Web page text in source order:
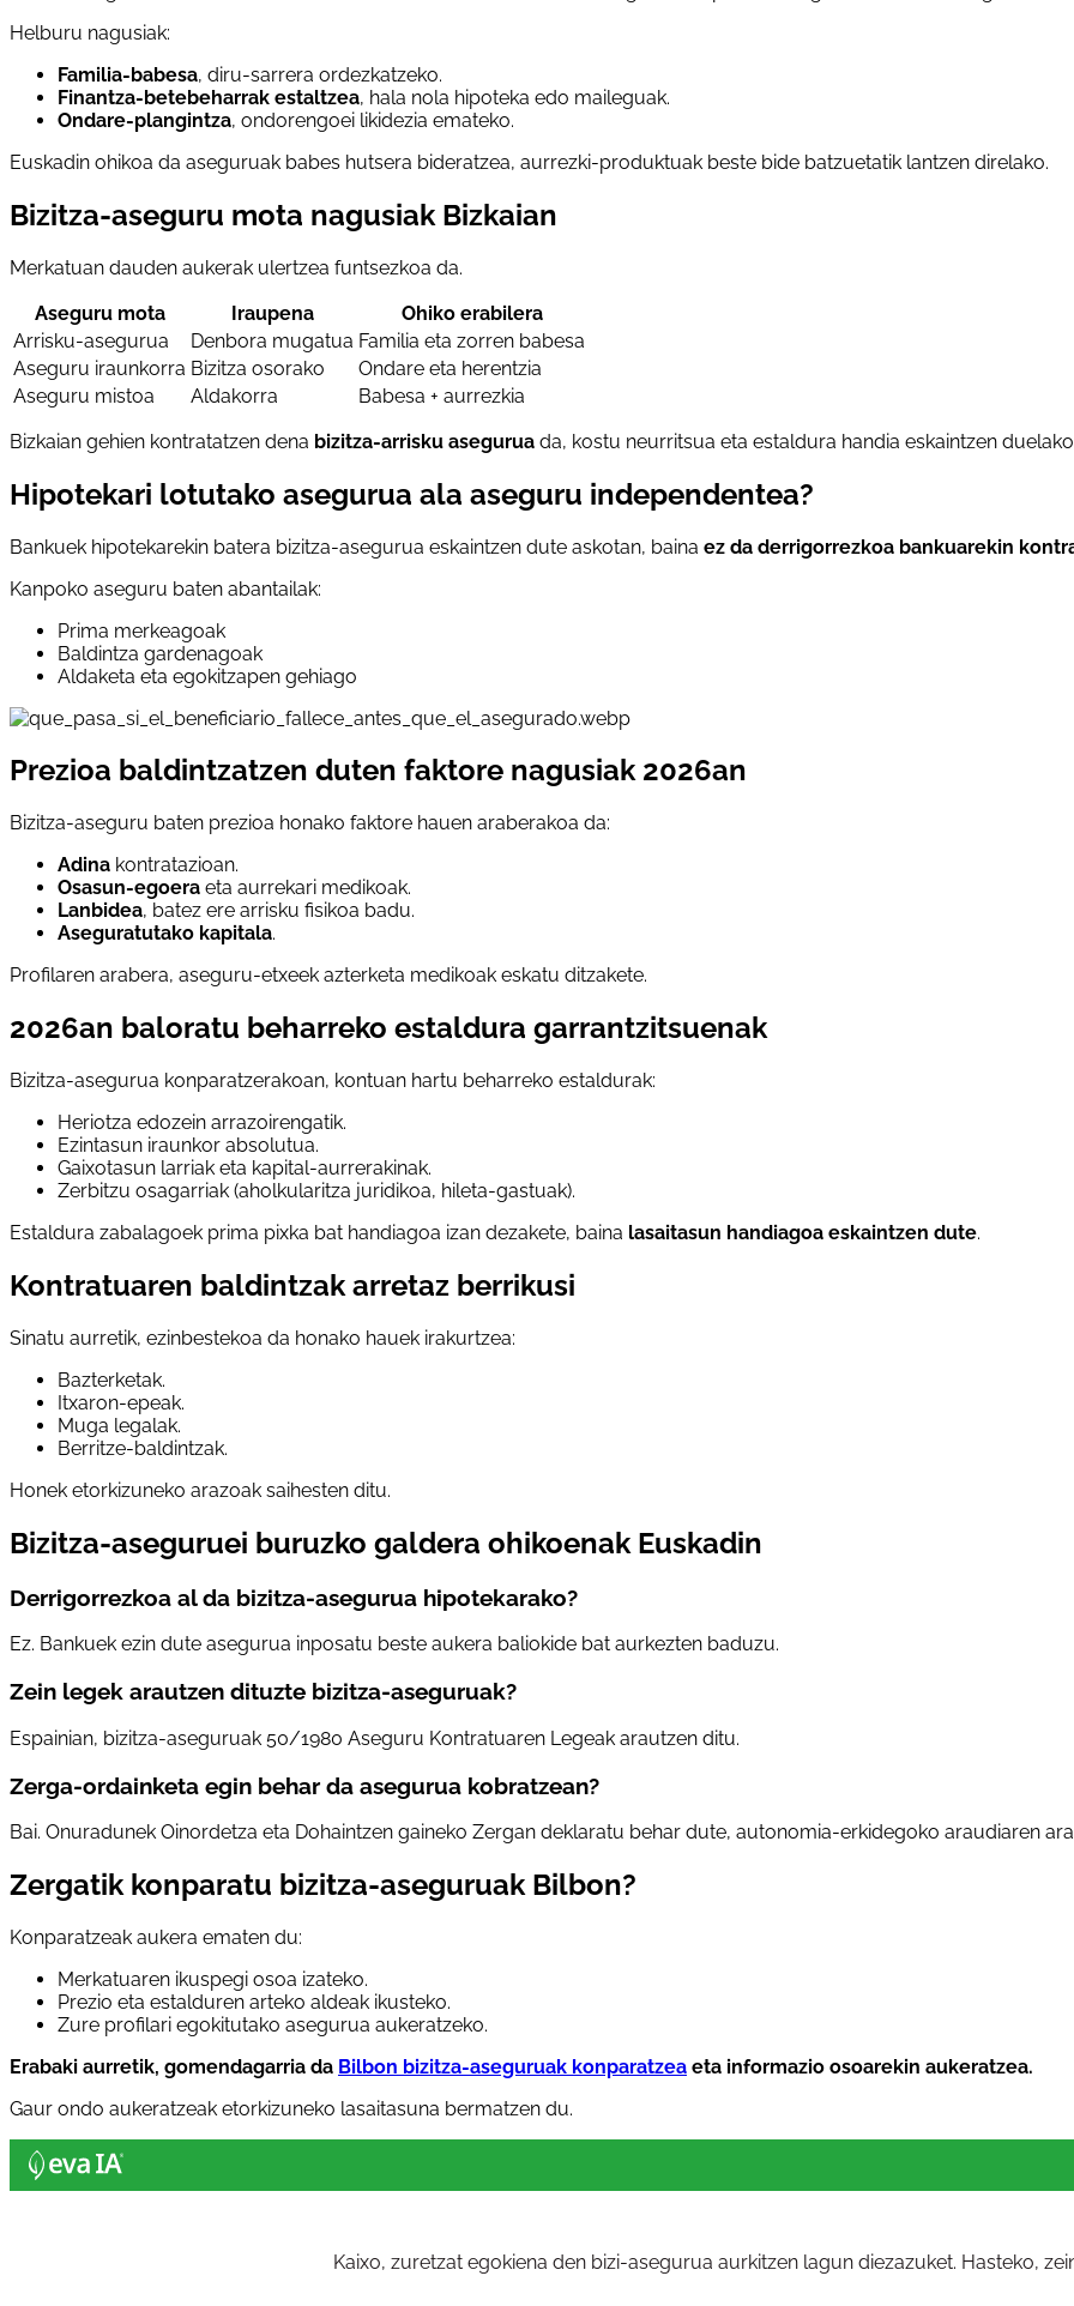
Helburu nagusiak:
Familia-babesa, diru-sarrera ordezkatzeko.
Finantza-betebeharrak estaltzea, hala nola hipoteka edo maileguak.
Ondare-plangintza, ondorengoei likidezia emateko.
Euskadin ohikoa da aseguruak babes hutsera bideratzea, aurrezki-produktuak beste bide batzuetatik lantzen direlako.
Bizitza-aseguru mota nagusiak Bizkaian
Merkatuan dauden aukerak ulertzea funtsezkoa da.
Aseguru mota
Iraupena
Ohiko erabilera
Arrisku-asegurua
Denbora mugatua Familia eta zorren babesa
Aseguru iraunkorra Bizitza osorako
Ondare eta herentzia
Aseguru mistoa
Aldakorra
Babesa + aurrezkia
Bizkaian gehien kontratatzen dena bizitza-arrisku asegurua da, kostu neurritsua eta estaldura handia eskaintzen
Hipotekari lotutako asegurua ala aseguru independentea?
Bankuek hipotekarekin batera bizitza-asegurua eskaintzen dute askotan, baina ez da derrigorrezkoa bankuarekin
Kanpoko aseguru baten abantailak:
Prima merkeagoak
Baldintza gardenagoak
Aldaketa eta egokitzapen gehiago
Prezioa baldintzatzen duten faktore nagusiak 2026an
Bizitza-aseguru baten prezioa honako faktore hauen araberakoa da:
Adina kontratazioan.
Osasun-egoera eta aurrekari medikoak.
Lanbidea, batez ere arrisku fisikoa badu.
Aseguratutako kapitala.
Profilaren arabera, aseguru-etxeek azterketa medikoak eskatu ditzakete.
2026an baloratu beharreko estaldura garrantzitsuenak
Bizitza-asegurua konparatzerakoan, kontuan hartu beharreko estaldurak:
Heriotza edozein arrazoirengatik.
Ezintasun iraunkor absolutua.
Gaixotasun larriak eta kapital-aurrerakinak.
Zerbitzu osagarriak (aholkularitza juridikoa, hileta-gastuak).
Estaldura zabalagoek prima pixka bat handiagoa izan dezakete, baina lasaitasun handiagoa eskaintzen dute.
Kontratuaren baldintzak arretaz berrikusi
Sinatu aurretik, ezinbestekoa da honako hauek irakurtzea:
Bazterketak.
Itxaron-epeak.
Muga legalak.
Berritze-baldintzak.
Honek etorkizuneko arazoak saihesten ditu.
Bizitza-aseguruei buruzko galdera ohikoenak Euskadin
Derrigorrezkoa al da bizitza-asegurua hipotekarako?
Ez. Bankuek ezin dute asegurua inposatu beste aukera baliokide bat aurkezten baduzu.
Zein legek arautzen dituzte bizitza-aseguruak?
Espainian, bizitza-aseguruak 50/1980 Aseguru Kontratuaren Legeak arautzen ditu.
Zerga-ordainketa egin behar da asegurua kobratzean?
Bai. Onuradunek Oinordetza eta Dohaintzen gaineko Zergan deklaratu behar dute, autonomia-erkidegoko araudiaren
Zergatik konparatu bizitza-aseguruak Bilbon?
Konparatzeak aukera ematen du:
Merkatuaren ikuspegi osoa izateko.
Prezio eta estalduren arteko aldeak ikusteko.
Zure profilari egokitutako asegurua aukeratzeko.
Erabaki aurretik, gomendagarria da Bilbon bizitza-aseguruak konparatzea eta informazio osoarekin aukeratzea.
Gaur ondo aukeratzeak etorkizuneko lasaitasuna bermatzen du.
Kaixo, zuretzat egokiena den bizi-asegurua aurkitzen lagun diezazuket. Hasteko,